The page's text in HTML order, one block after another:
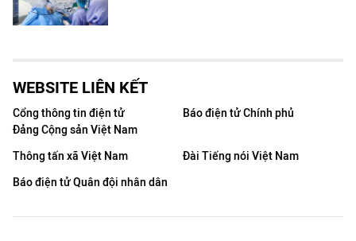
WEBSITE LIÊN KẾT
Cổng thông tin điện tử
Đảng Cộng sản Việt Nam
Báo điện tử Chính phủ
Thông tấn xã Việt Nam
Đài Tiếng nói Việt Nam
Báo điện tử Quân đội nhân dân